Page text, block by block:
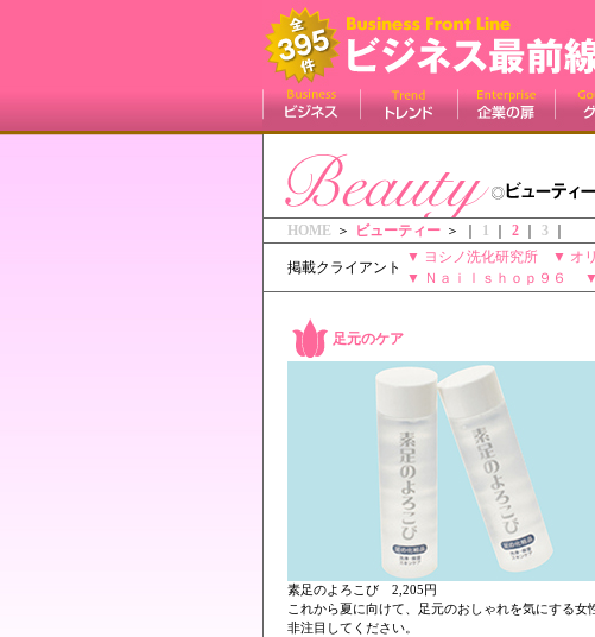
HOME ＞ ビューティー ＞ ｜ 1 2 3
掲載クライアント
▼ ヨシノ洗化研究所 ▼ オ
▼ Ｎａｉｌｓｈｏｐ９６ ▼
足元のケア
素足のよろこび 2,205円
これから夏に向けて、足元のおしゃれを気にする女
非注目してください。